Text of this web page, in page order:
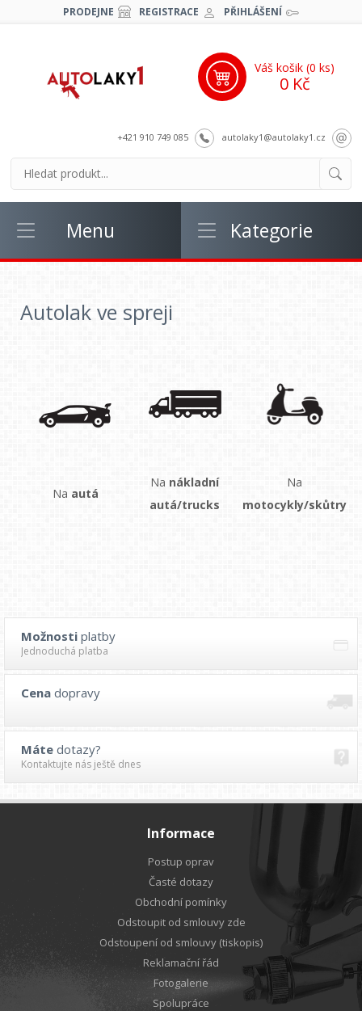
PRODEJNE REGISTRACE PŘIHLÁŠENÍ
+421 910 749 085 autolaky1@autolaky1.cz
Váš košik (0 ks)
0 Kč
Menu Kategorie
Autolak ve spreji
Na autá
Na nákladní
autá/trucks
Na
motocykly/skůtry
Možnosti platby
Jednoduchá platba
Cena dopravy
Máte dotazy?
Kontaktujte nás ještě dnes
Informace
Postup oprav
Časté dotazy
Obchodní pomínky
Odstoupit od smlouvy zde
Odstoupení od smlouvy (tiskopis)
Reklamační řád
Fotogalerie
Spolupráce